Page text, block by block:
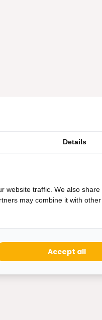
10:00 tot 17:00
Details
website traffic. We also share
may combine it with
Accept all